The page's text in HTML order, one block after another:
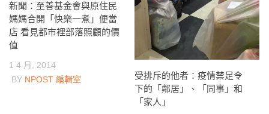
新聞：至善基金會與原住民
媽媽合開「快樂一煮」便當
店 看見都市裡部落照顧的價
值
1 4 月, 2014
BY NPOST 編輯室
受排斥的他者：疫情禁足令
下的「鄰居」、「同事」和
「家人」